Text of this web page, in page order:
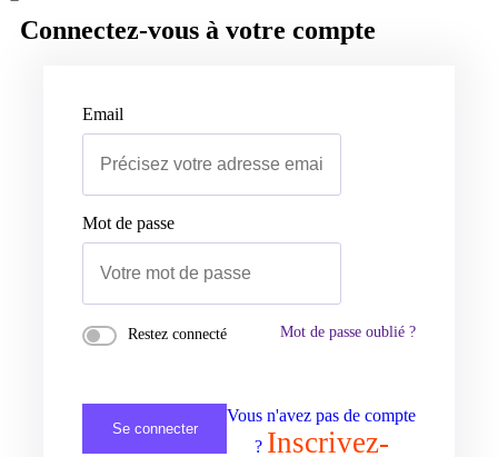
Connectez-vous à votre compte
Email
Mot de passe
Restez connecté Mot de passe oublié ?
Se connecter
Vous n'avez pas de compte
? Inscrivez-